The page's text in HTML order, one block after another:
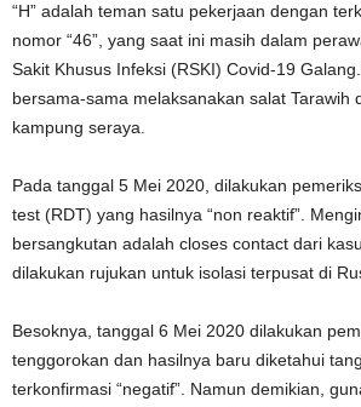
“H” adalah teman satu pekerjaan dengan
nomor “46”, yang saat ini masih dalam
Sakit Khusus Infeksi (RSKI) Covid-19
bersama-sama melaksanakan salat Tarawih
kampung seraya.
Pada tanggal 5 Mei 2020, dilakukan
test (RDT) yang hasilnya “non reaktif”.
bersangkutan adalah closes contact dari
dilakukan rujukan untuk isolasi terpusat di
Besoknya, tanggal 6 Mei 2020 dilakukan
tenggorokan dan hasilnya baru diketahui
terkonfirmasi “negatif”. Namun demikian,